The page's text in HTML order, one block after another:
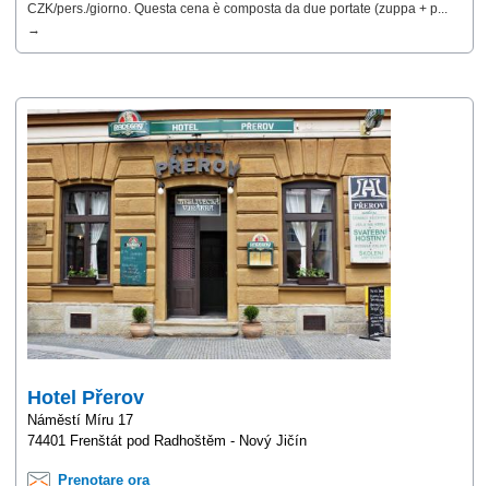
CZK/pers./giorno. Questa cena è composta da due portate (zuppa + p...
→
Hotel Přerov
Náměstí Míru 17
74401 Frenštát pod Radhoštěm - Nový Jičín
Prenotare ora